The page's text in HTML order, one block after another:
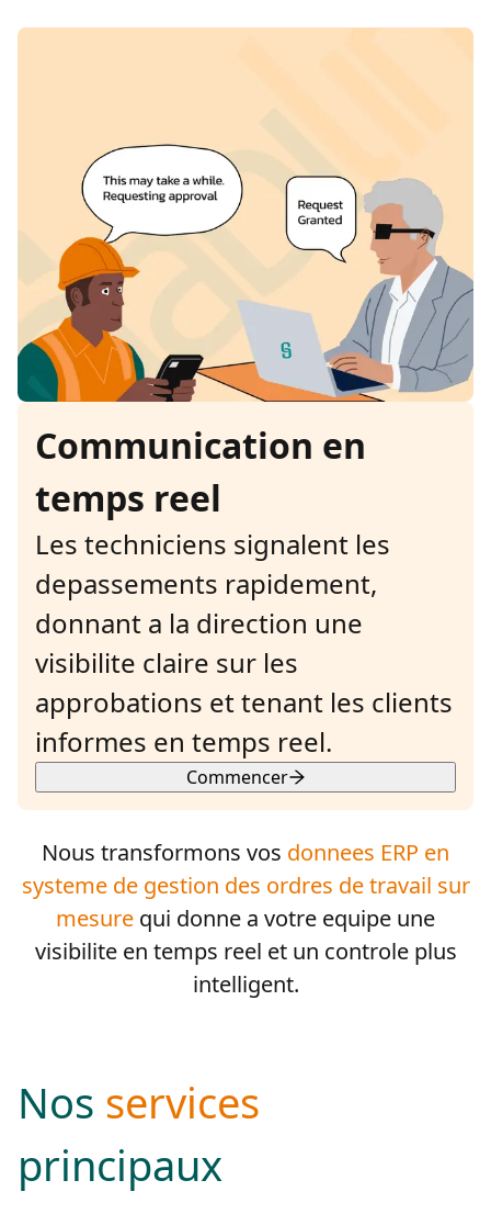
Communication en
temps reel
Les techniciens signalent les
depassements rapidement,
donnant a la direction une
visibilite claire sur les
approbations et tenant les clients
informes en temps reel.
Commencer
Nous transformons vos donnees ERP en
systeme de gestion des ordres de travail sur
mesure qui donne a votre equipe une
visibilite en temps reel et un controle plus
intelligent.
Nos services
principaux